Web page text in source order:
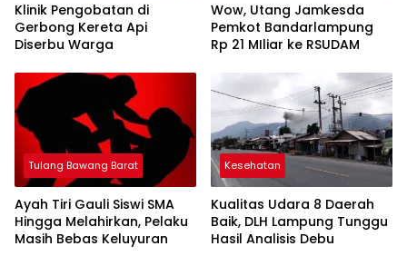
Klinik Pengobatan di
Gerbong Kereta Api
Diserbu Warga
Wow, Utang Jamkesda
Pemkot Bandarlampung
Rp 21 MIliar ke RSUDAM
Tulang Bawang Barat
Ayah Tiri Gauli Siswi SMA
Hingga Melahirkan, Pelaku
Masih Bebas Keluyuran
Kesehatan
Kualitas Udara 8 Daerah
Baik, DLH Lampung Tunggu
Hasil Analisis Debu